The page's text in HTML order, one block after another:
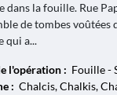
dans la fouille. Rue
de tombes voûtées
qui a...
l'opération : Fouille -
: Chalcis, Chalkis,